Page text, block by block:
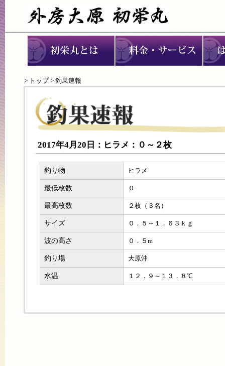
> トップ> 釣果速報
2017年4月20日：ヒラメ：０～２枚
釣り物 ヒラメ
最低枚数 ０
最高枚数 ２枚（３名）
サイズ ０．５～１．６３ｋｇ
波の高さ ０．５m
釣り場 大原沖
水温 １２．９～１３．８℃